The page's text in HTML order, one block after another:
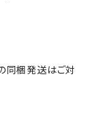
同梱発送はご対